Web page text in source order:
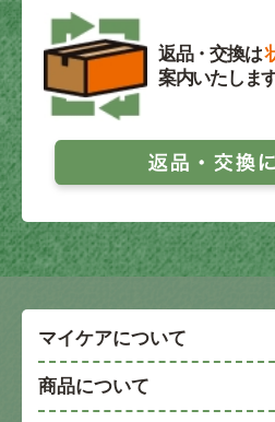
返品・交換は
案内いたしま
マイケアについて
商品について